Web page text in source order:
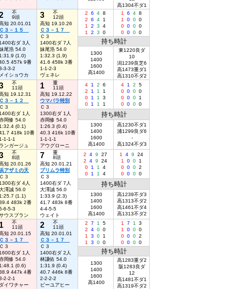
高1304不ダ1
不
9頭
知 20.01.01
Ｃ３－１５
Ｃ３
1400右ダ 3人
尾浩 54.0
1:31.9 (1.0)
457k 9番
3-3-2
メイショウカ
3
不
12頭
高知 19.10.26
Ｃ３－１７
Ｃ３
1400右ダ 7人
妹尾浩 54.0
1:32.3 (1.9)
41.6 458k 3番
1-1-2-3
ヴェネレ
2 6 4 8
2
6 4
1
1
2 3
4
1
2 3 0
1 6 4 8
1
0 0 0
0 0 0 0
0 0 0 0
持ち時計
1300
1400
1600
高1400
東1220良ダ
10
潟1239良芝6
高1473重ダ1
高1310不ダ2
不
11頭
知 19.12.31
Ｃ３－１２
Ｃ３
1400右ダ 1人
岡修 54.0
1:32.4 (0.1)
418k 10番
1-1-1-1
ランガージュ
1
重
11頭
高知 19.12.22
ウマバラ特別
Ｃ３
1300右ダ 1人
赤岡修 54.0
1:26.3 (0.4)
40.3 416k 10番
1-1-1-1
アウグローニ
4 1 2
6
2
1 1
1
0
1 1
3
0
1 1 1
4 1 2
5
0 0 0 0
0 0 0
1
0 0 0 0
持ち時計
1300
1400
1600
高1400
高1230不ダ1
浦1299良ダ6
-
高1324不ダ3
不
8頭
知 20.01.26
アザミの天
Ｃ３
1300右ダ 4人
澤誠 56.0
1:25.7 (1.1)
483k 2番
6-5-3
ウスブラン
7
重
8頭
高知 20.01.21
プリムラ特別
Ｃ３
1400右ダ 7人
大澤誠 56.0
1:33.9 (2.3)
41.7 483k 8番
4-4-5-5
ウェイト
2 4 9
27
2
4 9
24
0
1 1
4
0
1 1 4
1 4 9
24
1
0 0
1
0 0 0 2
0 0 0 0
持ち時計
1300
1400
1600
高1400
高1239不ダ3
高1313不ダ2
高1461不ダ4
高1313不ダ2
1
不
11頭
知 20.01.15
Ｃ３－１７
Ｃ３
1600右ダ 1人
岡修 54.0
1:48.1 (0.6)
447k 4番
2-2-1
ダイワチャー
2
不
11頭
高知 20.01.01
Ｃ３－１７
Ｃ３
1400右ダ 2人
林謙佑 54.0
1:31.9 (0.4)
40.7 446k 8番
2-2-2-2
ビーユアヒー
2 7 1
5
2
4 0 0
1
3 0
1
1
3 0 0
1 7 1
3
1
0 0 0
0 0 0 2
0 0 0 0
持ち時計
1300
1400
1600
高1400
高1283重ダ2
阪1283良ダ
12
高1481不ダ1
高1319不ダ2